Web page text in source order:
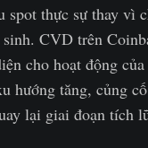
spot thực sự thay vì
CVD trên
cho hoạt động
hướng tăng, củng
lại giai đoạn tích